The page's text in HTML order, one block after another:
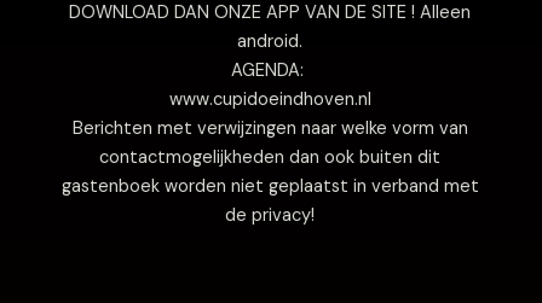
DOWNLOAD DAN ONZE APP VAN DE SITE ! Alleen
android.
AGENDA:
www.cupidoeindhoven.nl
Berichten met verwijzingen naar welke vorm van
contactmogelijkheden dan ook buiten dit
gastenboek worden niet geplaatst in verband met
de privacy!